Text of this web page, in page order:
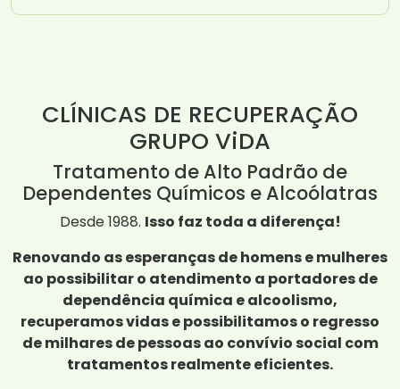
CLÍNICAS DE RECUPERAÇÃO
GRUPO ViDA
Tratamento de Alto Padrão de
Dependentes Químicos e Alcoólatras
Desde 1988. Isso faz toda a diferença!
Renovando as esperanças de homens e mulheres
ao possibilitar o atendimento a portadores de
dependência química e alcoolismo,
recuperamos vidas e possibilitamos o regresso
de milhares de pessoas ao convívio social com
tratamentos realmente eficientes.